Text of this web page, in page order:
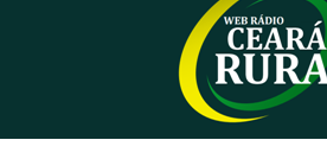
Contato
Sobre